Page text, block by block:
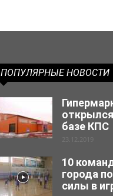
ПОПУЛЯРНЫЕ НОВОСТИ
открылся
базе КПС
23.12.2019
10
города
силы в